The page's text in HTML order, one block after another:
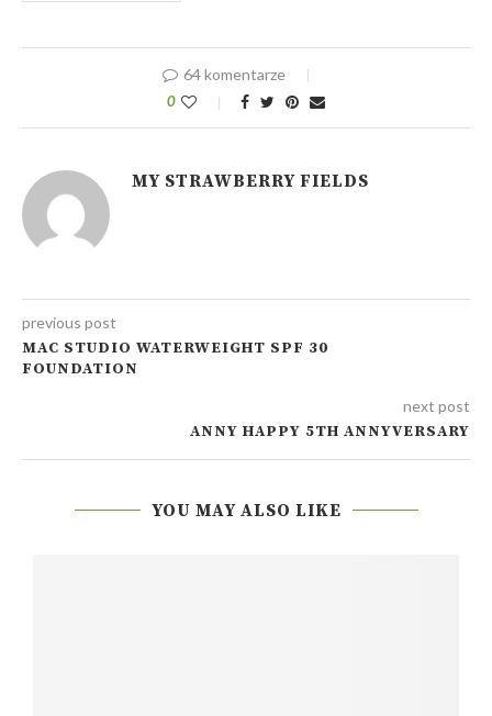
64 komentarze
0
MY STRAWBERRY FIELDS
previous post
MAC STUDIO WATERWEIGHT SPF 30
FOUNDATION
next post
ANNY HAPPY 5TH ANNYVERSARY
YOU MAY ALSO LIKE